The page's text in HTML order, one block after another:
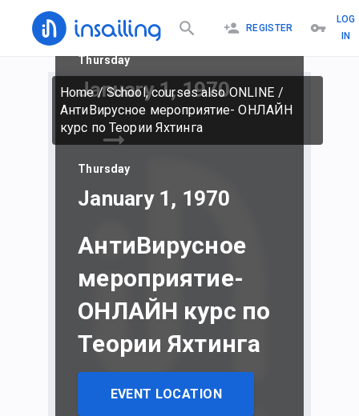
REGISTER
LOG
IN
Home/School, courses also ONLINE /
АнтиВирусное мероприятие- ОНЛАЙН
курс по Теории Яхтинга
Thursday
January 1, 1970
Thursday
January 1, 1970
АнтиВирусное
мероприятие-
ОНЛАЙН курс по
Теории Яхтинга
EVENT LOCATION